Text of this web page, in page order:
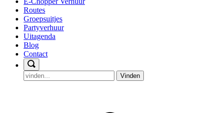
Routes
Groepsuitjes
Partyverhuur
Uitagenda
Blog
Contact
Vinden